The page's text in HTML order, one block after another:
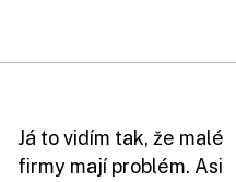
Já to vidím tak, že malé
firmy mají problém. Asi